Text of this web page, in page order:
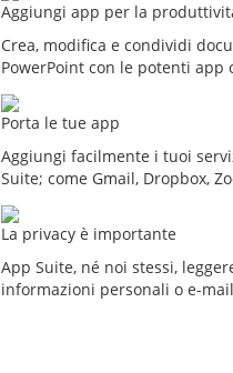
Aggiungi app per la
Crea, modifica e condividi
PowerPoint con le potenti app
Porta le tue app
Aggiungi facilmente i tuoi
Suite; come Gmail, Dropbox,
La privacy è importante
App Suite, né noi stessi,
informazioni personali o e-